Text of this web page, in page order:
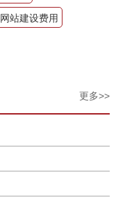
网站建设费用
更多>>